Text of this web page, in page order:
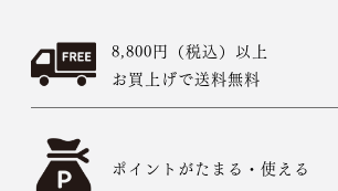
8,800円（税込）以上
お買上げで送料無料
ポイントがたまる・使える